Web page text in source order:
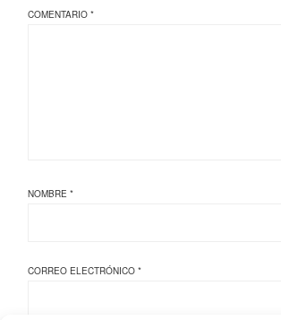
COMENTARIO*
NOMBRE*
CORREO ELECTRÓNICO*